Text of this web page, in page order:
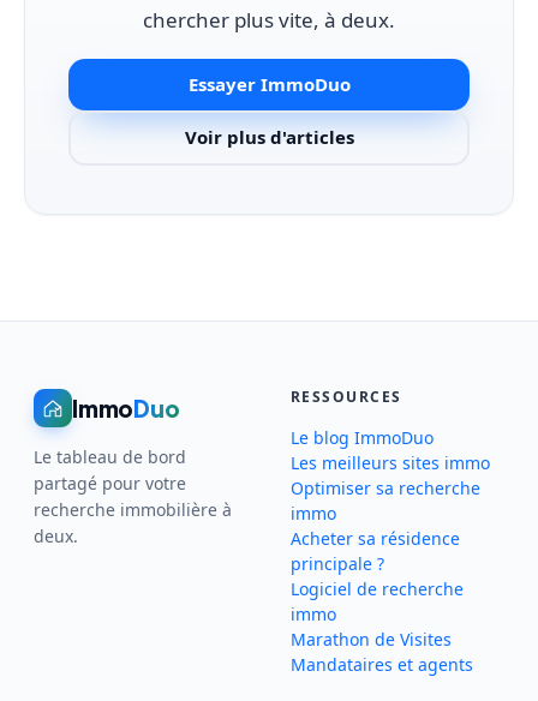
chercher plus vite, à deux.
Essayer ImmoDuo
Voir plus d'articles
ImmoDuo
Le tableau de bord
partagé pour votre
recherche immobilière à
deux.
RESSOURCES
Le blog ImmoDuo
Les meilleurs sites immo
Optimiser sa recherche
immo
Acheter sa résidence
principale ?
Logiciel de recherche
immo
Marathon de Visites
Mandataires et agents